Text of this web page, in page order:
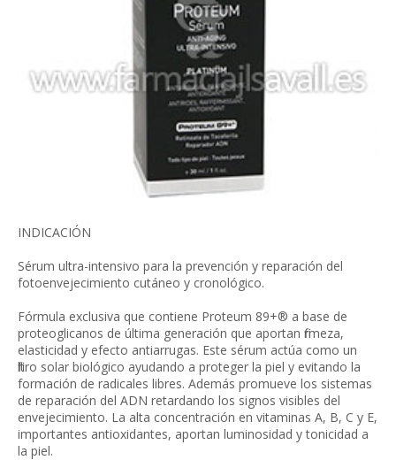
INDICACIÓN
Sérum ultra-intensivo para la prevención y reparación del
fotoenvejecimiento cutáneo y cronológico.
Fórmula exclusiva que contiene Proteum 89+® a base de
proteoglicanos de última generación que aportan firmeza,
elasticidad y efecto antiarrugas. Este sérum actúa como un
filtro solar biológico ayudando a proteger la piel y evitando la
formación de radicales libres. Además promueve los sistemas
de reparación del ADN retardando los signos visibles del
envejecimiento. La alta concentración en vitaminas A, B, C y E,
importantes antioxidantes, aportan luminosidad y tonicidad a
la piel.